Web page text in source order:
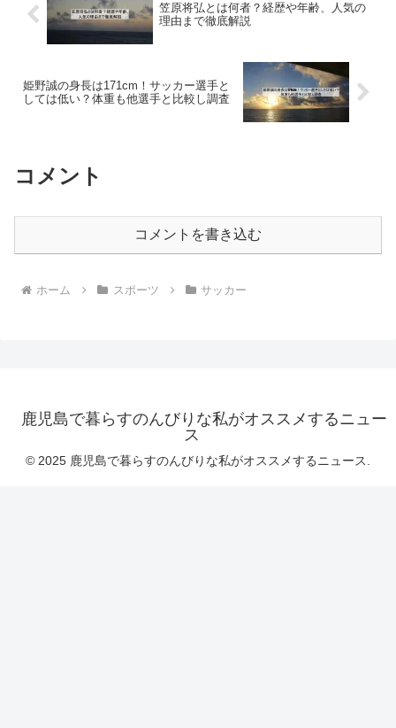
笠原将弘とは何者？経歴や年齢、人気の
理由まで徹底解説
姫野誠の身長は171cm！サッカー選手と
しては低い？体重も他選手と比較し調査
コメント
コメントを書き込む
ホーム スポーツ サッカー
鹿児島で暮らすのんびりな私がオススメするニュー
ス
© 2025 鹿児島で暮らすのんびりな私がオススメするニュース.